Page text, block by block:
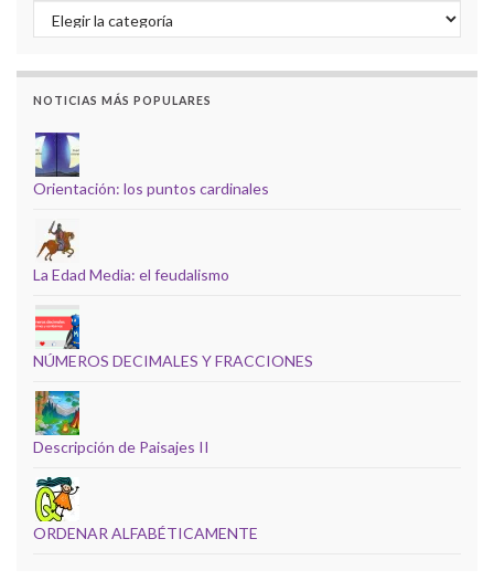
Índice de temas
NOTICIAS MÁS POPULARES
Orientación: los puntos cardinales
La Edad Media: el feudalismo
NÚMEROS DECIMALES Y FRACCIONES
Descripción de Paisajes II
ORDENAR ALFABÉTICAMENTE